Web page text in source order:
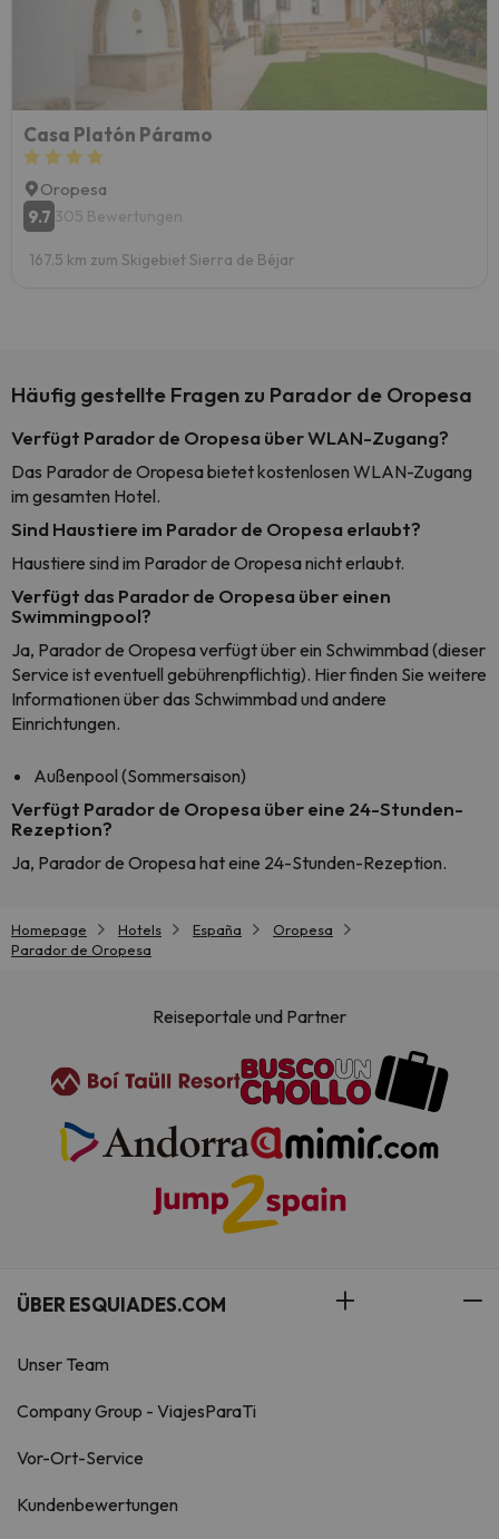
Casa Platón Páramo
Oropesa
9.7 305 Bewertungen
167.5 km zum Skigebiet Sierra de Béjar
Häufig gestellte Fragen zu Parador de Oropesa
Verfügt Parador de Oropesa über WLAN-Zugang?
Das Parador de Oropesa bietet kostenlosen WLAN-Zugang
im gesamten Hotel.
Sind Haustiere im Parador de Oropesa erlaubt?
Haustiere sind im Parador de Oropesa nicht erlaubt.
Verfügt das Parador de Oropesa über einen
Swimmingpool?
Ja, Parador de Oropesa verfügt über ein Schwimmbad (dieser
Service ist eventuell gebührenpflichtig). Hier finden Sie weitere
Informationen über das Schwimmbad und andere
Einrichtungen.
Außenpool (Sommersaison)
Verfügt Parador de Oropesa über eine 24-Stunden-
Rezeption?
Ja, Parador de Oropesa hat eine 24-Stunden-Rezeption.
Homepage Hotels España
Oropesa
Parador de Oropesa
Reiseportale und Partner
ÜBER ESQUIADES.COM
Unser Team
Company Group - ViajesParaTi
Vor-Ort-Service
Kundenbewertungen